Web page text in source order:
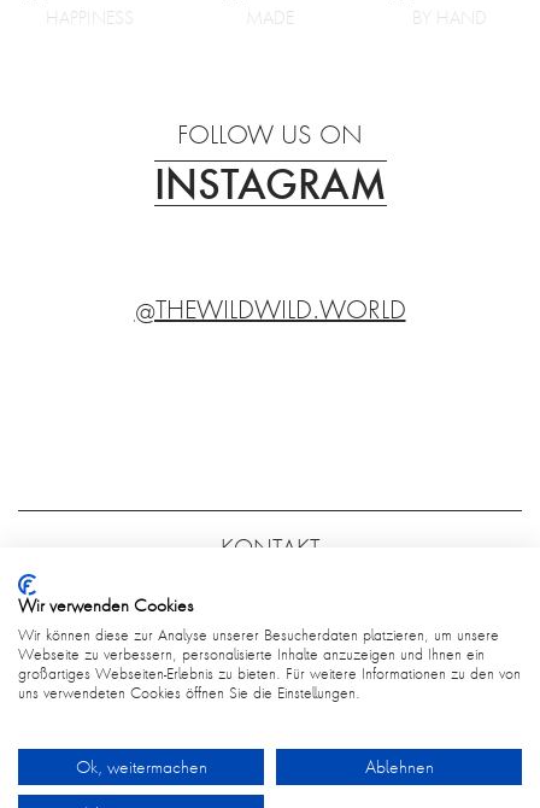
HAPPINESS MADE BY HAND
FOLLOW US ON
INSTAGRAM
@THEWILDWILD.WORLD
KONTAKT
AGB
DATENSCHUTZ
Wir verwenden Cookies
Wir können diese zur Analyse unserer Besucherdaten platzieren, um unsere
Webseite zu verbessern, personalisierte Inhalte anzuzeigen und Ihnen ein
großartiges Webseiten-Erlebnis zu bieten. Für weitere Informationen zu den von
uns verwendeten Cookies öffnen Sie die Einstellungen.
Ok, weitermachen Ablehnen